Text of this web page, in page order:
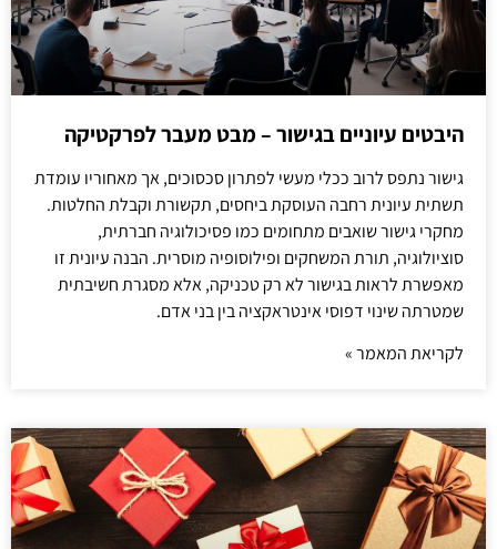
היבטים עיוניים בגישור – מבט מעבר לפרקטיקה
גישור נתפס לרוב ככלי מעשי לפתרון סכסוכים, אך מאחוריו עומדת
תשתית עיונית רחבה העוסקת ביחסים, תקשורת וקבלת החלטות.
מחקרי גישור שואבים מתחומים כמו פסיכולוגיה חברתית,
סוציולוגיה, תורת המשחקים ופילוסופיה מוסרית. הבנה עיונית זו
מאפשרת לראות בגישור לא רק טכניקה, אלא מסגרת חשיבתית
שמטרתה שינוי דפוסי אינטראקציה בין בני אדם.
לקריאת המאמר »